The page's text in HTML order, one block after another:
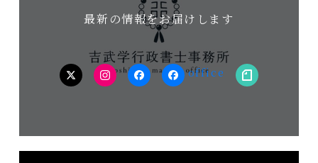
最新の情報をお届けします
twitterInstagramfacebook（個
facebook（事note